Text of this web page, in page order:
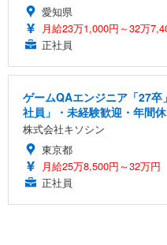
愛知県
月給23万1,000円～32万
正社員
ゲームQAエンジニア「27
社員」・未経験歓迎・年間
株式会社キソシン
東京都
月給25万8,500円～32万円
正社員